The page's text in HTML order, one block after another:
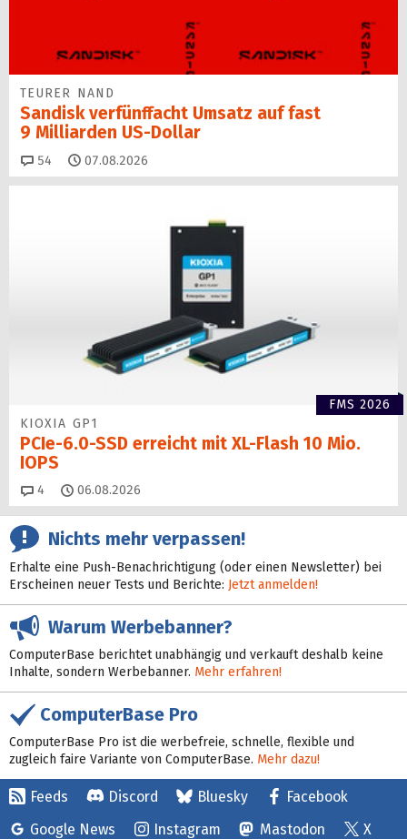
TEURER NAND
Sandisk verfünffacht Umsatz auf fast
9 Milliarden US-Dollar
54 Kommentare
07.08.2026
FMS 2026
KIOXIA GP1
PCIe-6.0-SSD erreicht mit XL-Flash 10 Mio.
IOPS
4 Kommentare
06.08.2026
Nichts mehr verpassen!
Erhalte eine Push-Benachrichtigung (oder einen Newsletter) bei
Erscheinen neuer Tests und Berichte: Jetzt anmelden!
Warum Werbebanner?
ComputerBase berichtet unabhängig und verkauft deshalb keine
Inhalte, sondern Werbebanner. Mehr erfahren!
ComputerBase Pro
ComputerBase Pro ist die werbefreie, schnelle, flexible und
zugleich faire Variante von ComputerBase. Mehr dazu!
Feeds Discord Bluesky
Facebook
Google News
Instagram Mastodon X